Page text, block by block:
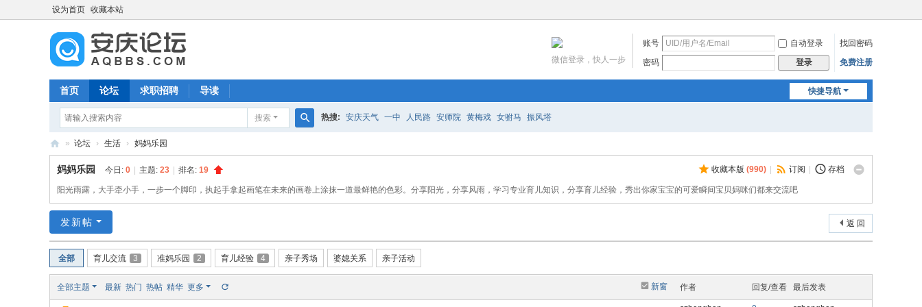
设为首页 收藏本站
账号 自动登录
找回密码
密码
登录 免费注册
微信登录，快人一步
快捷导航
首页 论坛 求职招聘 导读
搜索
索
热搜: 安庆天气 一中 人民路 安师院 黄梅戏 女驸马 振风塔
安
论
» 论坛 › 生活 › 妈妈乐园
收藏本版 (990) 订阅 存档
妈妈乐园 今日: 0 主题: 23 排名: 19
阳光雨露，大手牵小手，一步一个脚印，执起手拿起画笔在未来的画卷上涂抹一道最鲜艳的色彩。分享阳光，分享风雨，学习专业育儿知识，分享育儿经验，秀出你家宝宝的可爱瞬间宝贝妈咪们都来交流吧
返 回
发新帖
全部 育儿交流 3 准妈乐园 2 育儿经验 4 亲子秀场 婆媳关系 亲子活动
新窗
全部主题 最新 热门 热帖 精华 更多 作者 回复/查看 最后发表